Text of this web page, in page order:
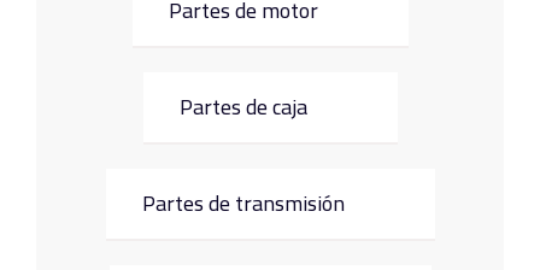
Partes de motor
Partes de caja
Partes de transmisión